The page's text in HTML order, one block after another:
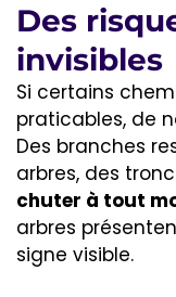
Des
invisibles
Si certains
praticables, de
Des branches
arbres, des
chuter à tout
arbres
signe visible.